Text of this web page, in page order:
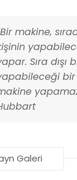
makine,
Sıra dışı
Galeri